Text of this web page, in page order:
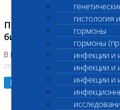
гистология
гормоны
гормоны
инфекции и
инфекции и
инфекции и
Приостановлено
биохимических
В Бутово 29.07.26
29.07.2026
Подробнее